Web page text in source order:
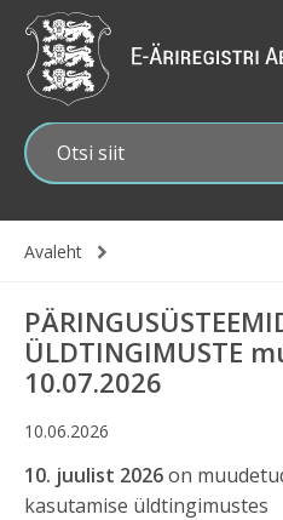
Liigu
edasi
põhisisu
juurde
Avaleht
ÜLDTINGIMUSTE
10.07.2026
10.06.2026
10. juulist 2026on
kasutamise üldtingimustes